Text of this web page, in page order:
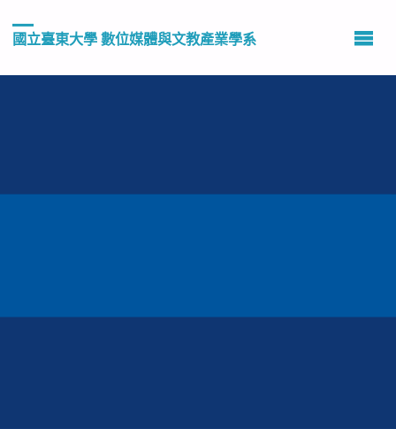
國立臺東大學 數位媒體與文教產業學系